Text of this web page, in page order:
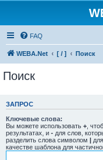
FAQ
WEBA.Net [ / ] Поиск
Поиск
ЗАПРОС
Ключевые слова:
Вы можете использовать + ,
результатах, и - для слов,
разделить слова символом |
качестве шаблона для